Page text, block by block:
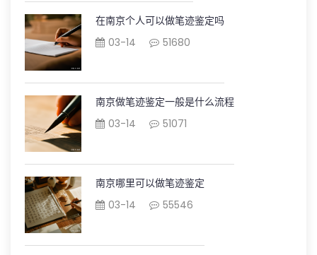
在南京个人可以做笔迹鉴定吗
03-14
51680
南京做笔迹鉴定一般是什么流程
03-14
51071
南京哪里可以做笔迹鉴定
03-14
55546